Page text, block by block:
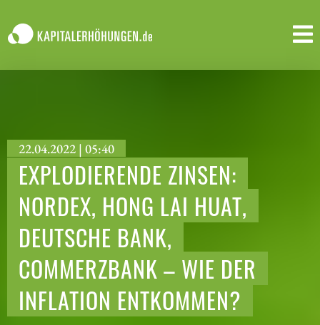
22.04.2022 | 05:40
EXPLODIERENDE ZINSEN:
NORDEX, HONG LAI HUAT,
DEUTSCHE BANK,
COMMERZBANK – WIE DER
INFLATION ENTKOMMEN?